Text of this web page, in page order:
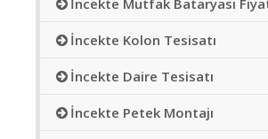
İncekte Mutfak Bataryası
İncekte Kolon Tesisatı
İncekte Daire Tesisatı
İncekte Petek Montajı